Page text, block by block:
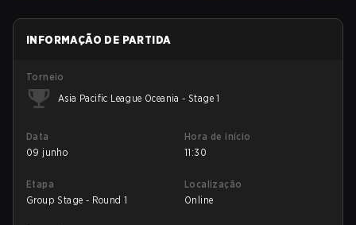
INFORMAÇÃO DE PARTIDA
Torneio
Asia Pacific League Oceania - Stage 1
Data
09 junho
Hora de início
11:30
Etapa
Group Stage - Round 1
Localização
Online